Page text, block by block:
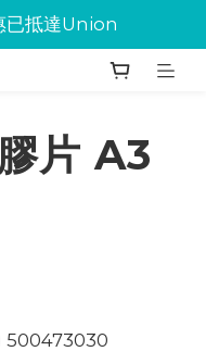
已抵達Union
已抵達Union
下單
片 A3
500473030